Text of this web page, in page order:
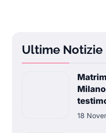
Ultime Notizie
18